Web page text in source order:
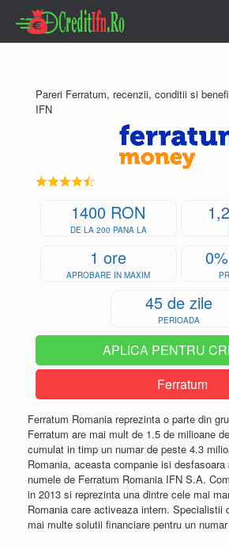
content
Pareri Ferratum, recenzii, conditii si
IFN
1400 RON
DE LA 200 PANA LA
1 ore
APROBARE IN MAXIM
45 de zile
PERIOADA
APLICA PENTRU
Ferratum
Ferratum Romania reprezinta o parte din
Ferratum are mai mult de 1.5 de milioane
cumulat in timp un numar de peste 4.3
Romania, aceasta companie isi
numele de Ferratum Romania IFN S.A.
in 2013 si reprezinta una dintre cele mai
Romania care activeaza intern. Specialistii
mai multe solutii financiare pentru un